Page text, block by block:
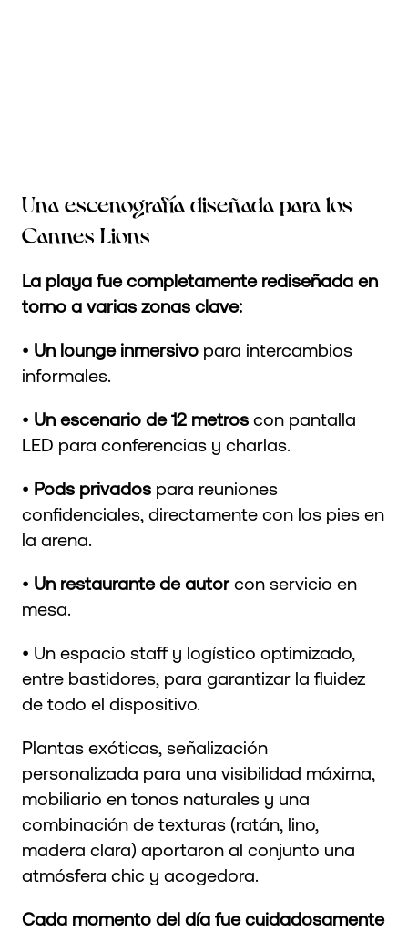
Una escenografía diseñada para los
Cannes Lions
La playa fue completamente rediseñada en
torno a varias zonas clave:
• Un lounge inmersivo para intercambios
informales.
• Un escenario de 12 metros con pantalla
LED para conferencias y charlas.
• Pods privados para reuniones
confidenciales, directamente con los pies en
la arena.
• Un restaurante de autorcon servicio en
mesa.
• Un espacio staff y logístico optimizado,
entre bastidores, para garantizar la fluidez
de todo el dispositivo.
Plantas exóticas, señalización
personalizada para una visibilidad máxima,
mobiliario en tonos naturales y una
combinación de texturas (ratán, lino,
madera clara) aportaron al conjunto una
atmósfera chic y acogedora.
Cada momento del día fue cuidadosamente